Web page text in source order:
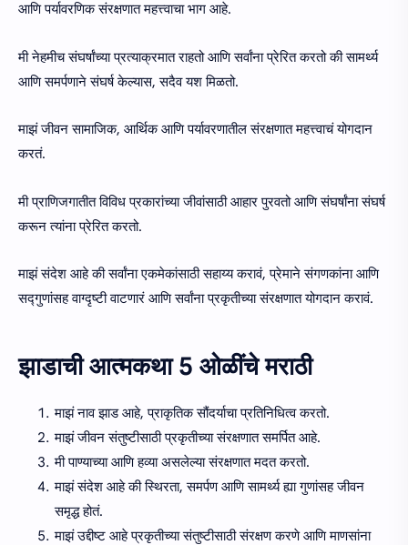
आणि पर्यावरणिक संरक्षणात महत्त्वाचा भाग आहे.
मी नेहमीच संघर्षांच्या प्रत्याक्रमात राहतो आणि सर्वांना प्रेरित करतो की सामर्थ्य
आणि समर्पणाने संघर्ष केल्यास, सदैव यश मिळतो.
माझं जीवन सामाजिक, आर्थिक आणि पर्यावरणातील संरक्षणात महत्त्वाचं योगदान
करतं.
मी प्राणिजगातीत विविध प्रकारांच्या जीवांसाठी आहार पुरवतो आणि संघर्षांना संघर्ष
करून त्यांना प्रेरित करतो.
माझं संदेश आहे की सर्वांना एकमेकांसाठी सहाय्य करावं, प्रेमाने संगणकांना आणि
सद्गुणांसह वाग्दृष्टी वाटणारं आणि सर्वांना प्रकृतीच्या संरक्षणात योगदान करावं.
झाडाची आत्मकथा 5 ओळींचे मराठी
माझं नाव झाड आहे, प्राकृतिक सौंदर्याचा प्रतिनिधित्व करतो.
माझं जीवन संतुष्टीसाठी प्रकृतीच्या संरक्षणात समर्पित आहे.
मी पाण्याच्या आणि हव्या असलेल्या संरक्षणात मदत करतो.
माझं संदेश आहे की स्थिरता, समर्पण आणि सामर्थ्य ह्या गुणांसह जीवन
समृद्ध होतं.
माझं उद्दीष्ट आहे प्रकृतीच्या संतुष्टीसाठी संरक्षण करणे आणि माणसांना